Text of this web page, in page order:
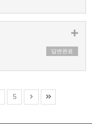
답변완료
5